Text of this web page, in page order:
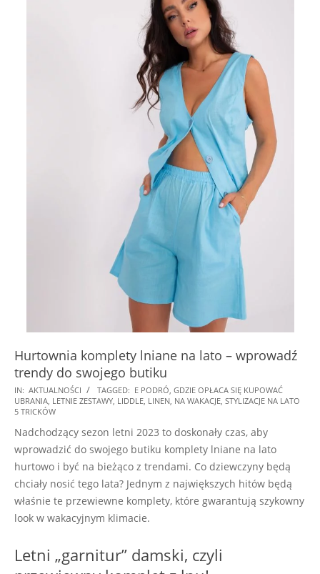
Hurtownia komplety lniane na lato – wprowadź
trendy do swojego butiku
2025-
01-
IN: AKTUALNOŚCI TAGGED: E PODRÓ, GDZIE OPŁACA SIĘ KUPOWAĆ
UBRANIA, LETNIE ZESTAWY, LIDDLE, LINEN, NA WAKACJE, STYLIZACJE NA LATO
5 TRICKÓW
Nadchodzący sezon letni 2023 to doskonały czas, aby
wprowadzić do swojego butiku komplety lniane na lato
hurtowo i być na bieżąco z trendami. Co dziewczyny będą
chciały nosić tego lata? Jednym z największych hitów będą
właśnie te przewiewne komplety, które gwarantują szykowny
look w wakacyjnym klimacie.
Letni „garnitur” damski, czyli